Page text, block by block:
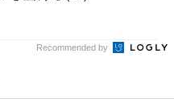
Recommended by